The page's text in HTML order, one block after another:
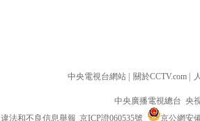
中央電視台網站 關於CCTV.com
中央廣播電視總台 央
違法和不良信息舉報 京ICP證060535號
京公網安